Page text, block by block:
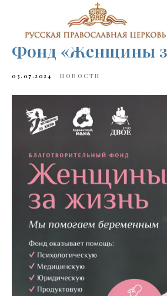
Фонд «Женщины
03.07.2024 НОВОСТИ